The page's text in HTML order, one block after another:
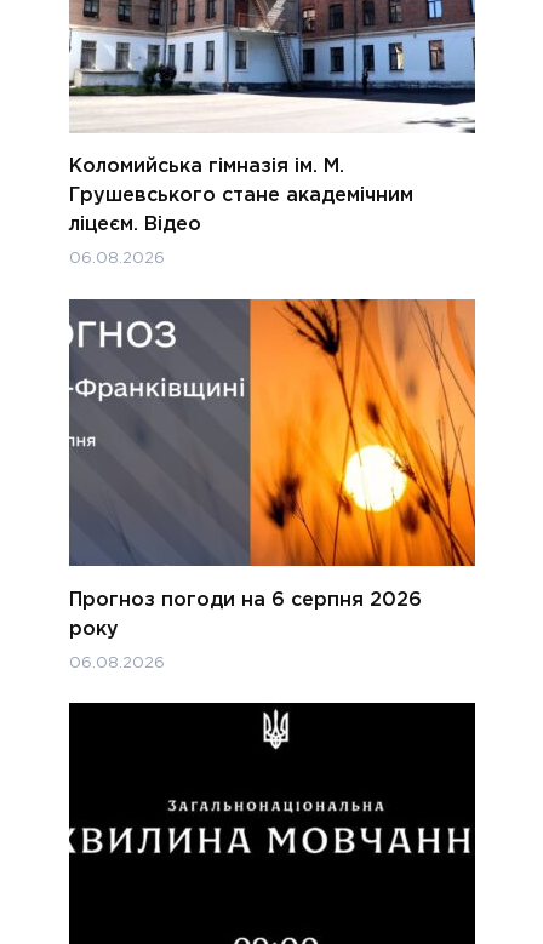
Коломийська гімназія ім. М.
Грушевського стане академічним
ліцеєм. Відео
06.08.2026
Прогноз погоди на 6 серпня 2026
року
06.08.2026